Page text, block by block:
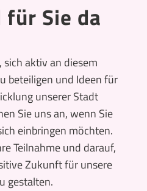
Sie da
sich aktiv an diesem
beteiligen und Ideen für
unserer Stadt
Sie uns an, wenn Sie
einbringen möchten.
Teilnahme und darauf,
Zukunft für unsere
gestalten.